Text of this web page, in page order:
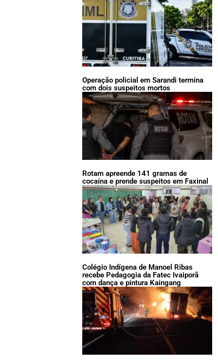
Operação policial em Sarandi termina
com dois suspeitos mortos
Rotam apreende 141 gramas de
cocaína e prende suspeitos em Faxinal
Colégio Indígena de Manoel Ribas
recebe Pedagogia da Fatec Ivaiporã
com dança e pintura Kaingang